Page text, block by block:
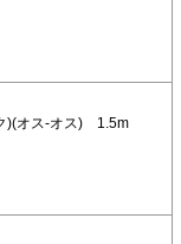
)(オス-オス) 1.5m